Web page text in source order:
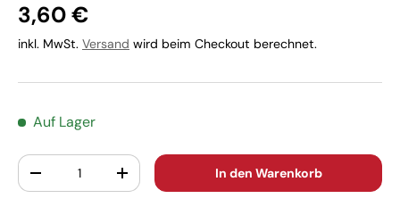
3,60 €
inkl. MwSt. Versand wird beim Checkout berechnet.
Auf Lager
Anzahl
-
+ In den Warenkorb